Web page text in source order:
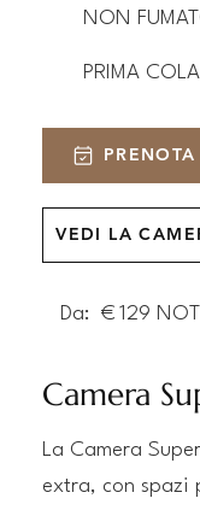
NON
PRIMA
VEDI LA
Camera
La Camera
extra, con spazi
Da: € 129